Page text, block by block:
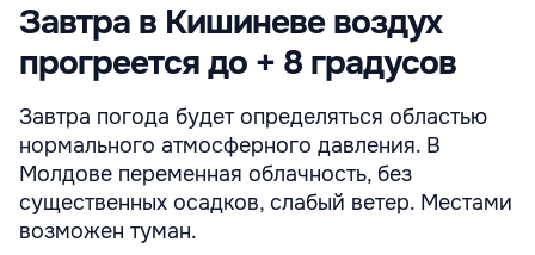
Завтра в Кишиневе воздух
прогреется до + 8 градусов
Завтра погода будет определяться областью
нормального атмосферного давления. В
Молдове переменная облачность, без
существенных осадков, слабый ветер. Местами
возможен туман.